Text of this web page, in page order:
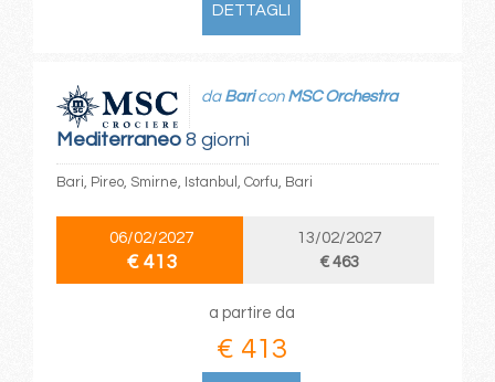
DETTAGLI
Mediterraneo8 giorni
da Baricon MSC Orchestra
Bari, Pireo, Smirne, Istanbul, Corfu, Bari
06/02/2027
€ 413
13/02/2027
€ 463
a partire da
€ 413